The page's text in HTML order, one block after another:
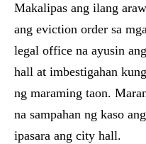
Makalipas ang ilang
ang eviction order sa
legal office na ayusin
hall at imbestigahan
ng maraming taon.
na sampahan ng kaso
ipasara ang city hall.